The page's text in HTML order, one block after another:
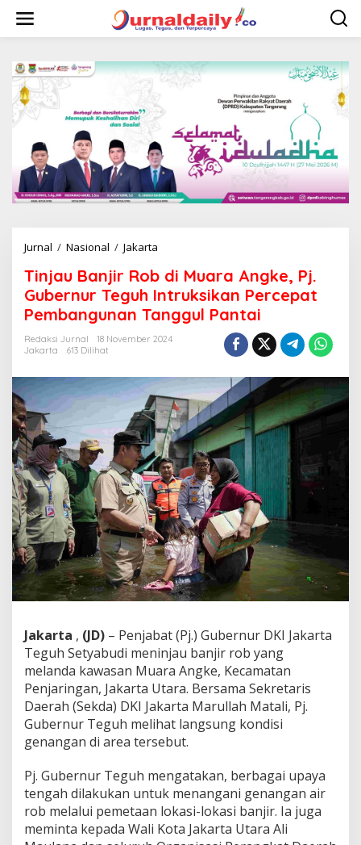
w
Jurnal / Nasional / Jakarta
n
j
a
u
B
j
i
r
R
o
b
d
i
M
u
a
r
a
A
n
g
,
P
j
.
G
u
b
e
u
r
T
e
Tinjau Banjir Rob di Muara Angke, Pj.
Gubernur Teguh Intruksikan Percepat
Pembangunan Tanggul Pantai
Redaksi Jurnal
18 November 2024
Jakarta
613 Dilihat
Jakarta , (JD) – Penjabat (Pj.) Gubernur DKI Jakarta
Teguh Setyabudi meninjau banjir rob yang
melanda kawasan Muara Angke, Kecamatan
Penjaringan, Jakarta Utara. Bersama Sekretaris
Daerah (Sekda) DKI Jakarta Marullah Matali, Pj.
Gubernur Teguh melihat langsung kondisi
genangan di area tersebut.
Pj. Gubernur Teguh mengatakan, berbagai upaya
tengah dilakukan untuk menangani genangan air
rob melalui pemetaan lokasi-lokasi banjir. Ia juga
meminta kepada Wali Kota Jakarta Utara Ali